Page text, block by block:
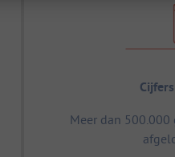
Meer dan